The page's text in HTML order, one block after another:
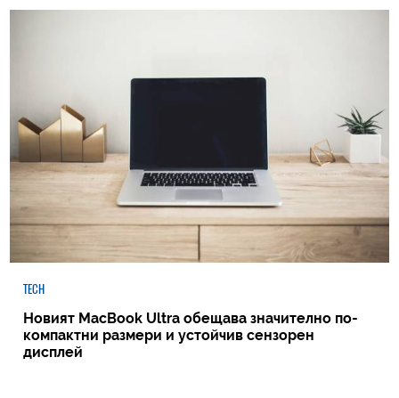
TECH
Новият MacBook Ultra обещава значително по-
компактни размери и устойчив сензорен
дисплей